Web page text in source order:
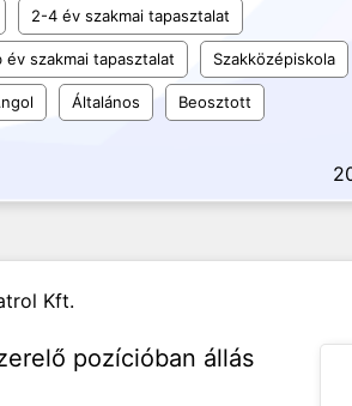
2-4 év szakmai tapasztalat
év szakmai tapasztalat Szakközépiskola
Általános Beosztott
Kft.
pozícióban állás